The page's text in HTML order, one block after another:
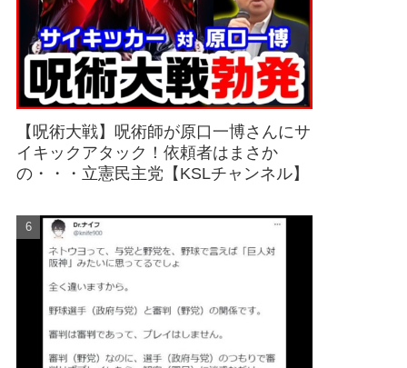
【呪術大戦】呪術師が原口一博さんにサ
イキックアタック！依頼者はまさか
の・・・立憲民主党【KSLチャンネル】